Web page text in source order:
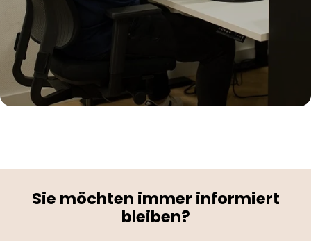
Sie möchten immer informiert
bleiben?